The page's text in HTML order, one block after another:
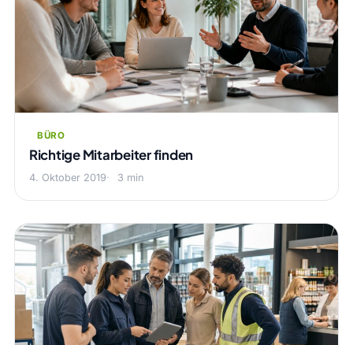
BÜRO
Richtige Mitarbeiter finden
4. Oktober 2019 3 min